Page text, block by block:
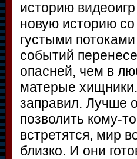
историю
новую историю
густыми
событий
опасней, чем в
матерые
заправил. Лучше
позволить кому-
встретятся, мир
близко. И они